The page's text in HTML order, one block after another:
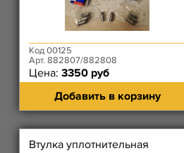
Код 00125
Арт. 882807/882808
Цена: 3350 руб
Добавить в корзину
Втулка уплотнительная